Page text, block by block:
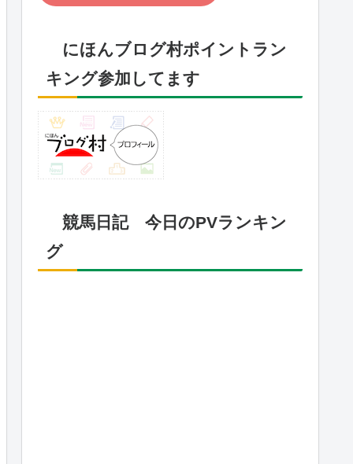
にほんブログ村ポイントラン
キング参加してます
競馬日記 今日のPVランキン
グ